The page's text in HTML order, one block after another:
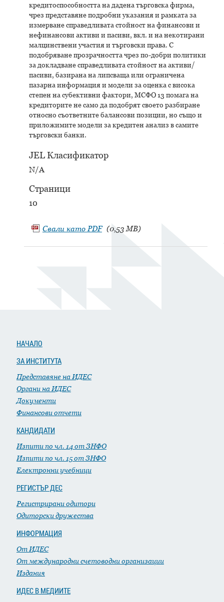
кредитоспособността на дадена търговска фирма,
чрез представяне подробни указания и рамката за
измерване справедливата стойност на финансови и
нефинансови активи и пасиви, вкл. и на некотирани
малцинствени участия и търговски права. С
подобряване прозрачността чрез по-добри политики
за докладване справедливата стойност на активи/
пасиви, базирана на липсваща или ограничена
пазарна информация и модели за оценка с висока
степен на субективни фактори, МСФО 13 помага на
кредиторите не само да подобрят своето разбиране
относно съответните балансови позиции, но също и
приложимите модели за кредитен анализ в самите
търговски банки.
JEL Класификатор
N/A
Страници
10
Свали като PDF (0,53 MB)
НАЧАЛО
ЗА ИНСТИТУТА
Представяне на ИДЕС
Органи на ИДЕС
Документи
Финансови отчети
КАНДИДАТИ
Изпити по чл. 14 от ЗНФО
Изпити по чл. 15 от ЗНФО
Електронни учебници
РЕГИСТЪР ДЕС
Регистрирани одитори
Одиторски дружества
ИНФОРМАЦИЯ
От ИДЕС
От международни счетоводни организации
Издания
ИДЕС В МЕДИИТЕ